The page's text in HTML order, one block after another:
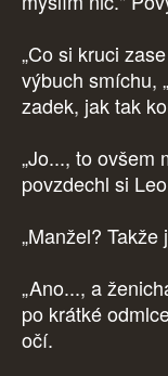
„Co si kruci
výbuch smíchu,
zadek, jak tak
„Jo..., to ovšem
povzdechl si
„Manžel?
„Ano..., a
po krátké
očí.